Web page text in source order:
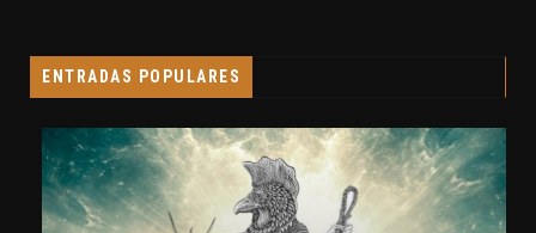
ENTRADAS POPULARES